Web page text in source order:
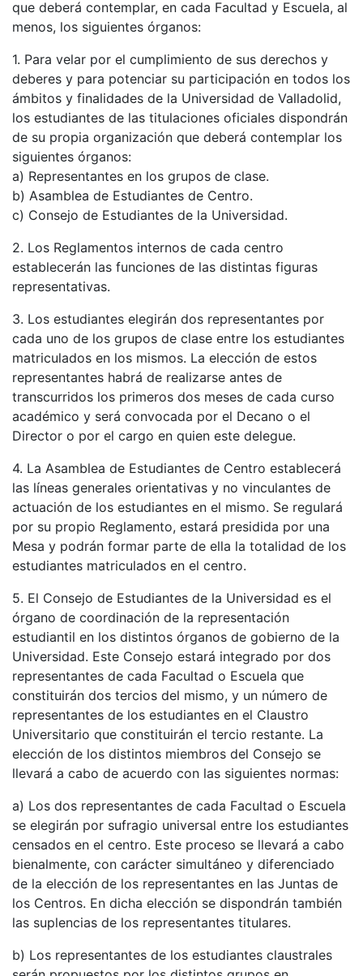
que deberá contemplar, en cada Facultad y Escuela, al
menos, los siguientes órganos:
1. Para velar por el cumplimiento de sus derechos y
deberes y para potenciar su participación en todos los
ámbitos y finalidades de la Universidad de Valladolid,
los estudiantes de las titulaciones oficiales dispondrán
de su propia organización que deberá contemplar los
siguientes órganos:
a) Representantes en los grupos de clase.
b) Asamblea de Estudiantes de Centro.
c) Consejo de Estudiantes de la Universidad.
2. Los Reglamentos internos de cada centro
establecerán las funciones de las distintas figuras
representativas.
3. Los estudiantes elegirán dos representantes por
cada uno de los grupos de clase entre los estudiantes
matriculados en los mismos. La elección de estos
representantes habrá de realizarse antes de
transcurridos los primeros dos meses de cada curso
académico y será convocada por el Decano o el
Director o por el cargo en quien este delegue.
4. La Asamblea de Estudiantes de Centro establecerá
las líneas generales orientativas y no vinculantes de
actuación de los estudiantes en el mismo. Se regulará
por su propio Reglamento, estará presidida por una
Mesa y podrán formar parte de ella la totalidad de los
estudiantes matriculados en el centro.
5. El Consejo de Estudiantes de la Universidad es el
órgano de coordinación de la representación
estudiantil en los distintos órganos de gobierno de la
Universidad. Este Consejo estará integrado por dos
representantes de cada Facultad o Escuela que
constituirán dos tercios del mismo, y un número de
representantes de los estudiantes en el Claustro
Universitario que constituirán el tercio restante. La
elección de los distintos miembros del Consejo se
llevará a cabo de acuerdo con las siguientes normas:
a) Los dos representantes de cada Facultad o Escuela
se elegirán por sufragio universal entre los estudiantes
censados en el centro. Este proceso se llevará a cabo
bienalmente, con carácter simultáneo y diferenciado
de la elección de los representantes en las Juntas de
los Centros. En dicha elección se dispondrán también
las suplencias de los representantes titulares.
b) Los representantes de los estudiantes claustrales